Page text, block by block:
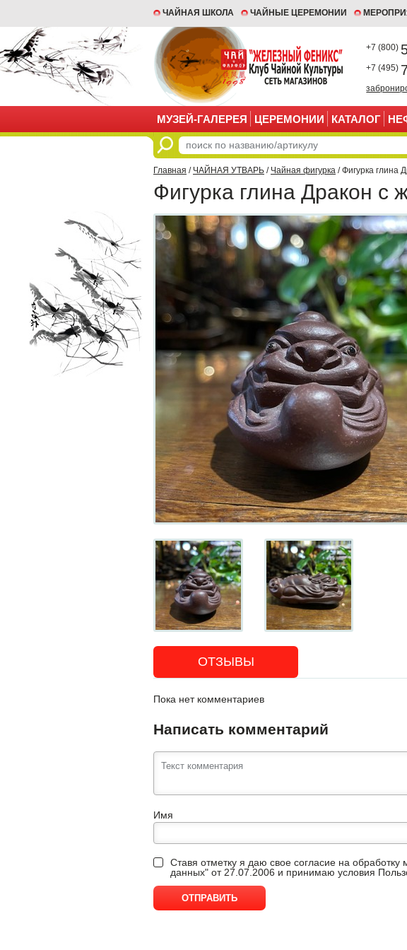
ЧАЙНАЯ ШКОЛА ЧАЙНЫЕ ЦЕРЕМОНИИ
+7 (800)
+7 (495)
МУЗЕЙ-ГАЛЕРЕЯ ЦЕРЕМОНИИ КАТАЛОГ
Главная / ЧАЙНАЯ УТВАРЬ / Чайная фигурка / Фигурка глина
Фигурка глина Дракон с
ОТЗЫВЫ
Пока нет комментариев
Написать комментарий
Имя
Ставя отметку я даю свое согласие на
данных" от 27.07.2006 и принимаю условия